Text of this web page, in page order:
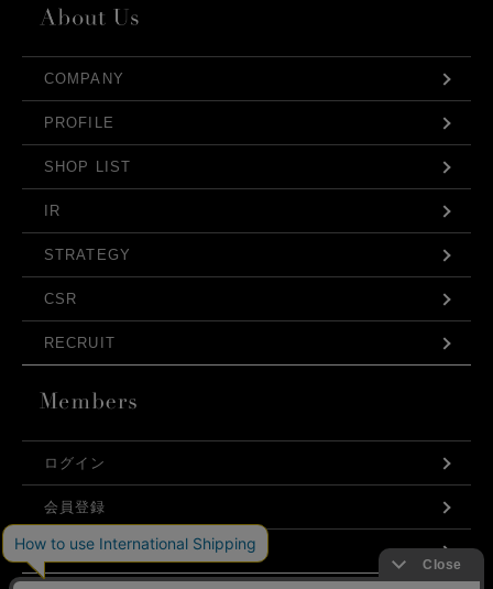
COMPANY
PROFILE
SHOP LIST
IR
STRATEGY
CSR
RECRUIT
ログイン
会員登録
利用規約